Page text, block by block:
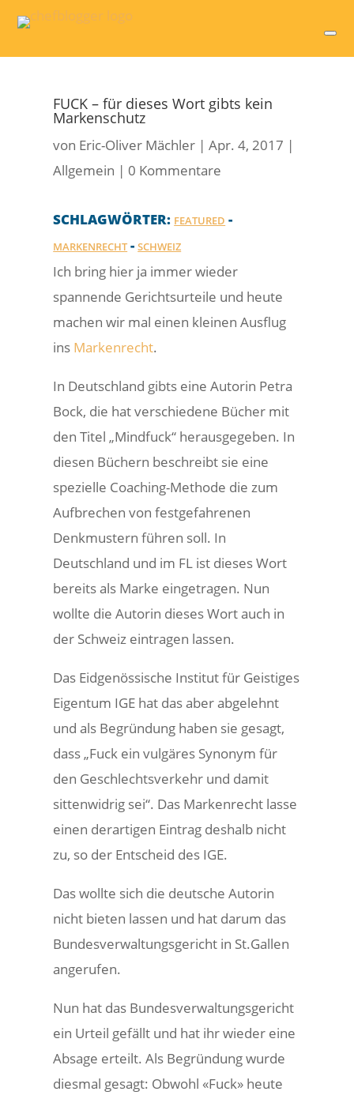
FUCK – für dieses Wort gibts kein
Markenschutz
von Eric-Oliver Mächler |Apr. 4, 2017 |
Allgemein | 0 Kommentare
SCHLAGWÖRTER: FEATURED -
MARKENRECHT-SCHWEIZ
Ich bring hier ja immer wieder
spannende Gerichtsurteile und heute
machen wir mal einen kleinen Ausflug
ins Markenrecht.
In Deutschland gibts eine Autorin Petra
Bock, die hat verschiedene Bücher mit
den Titel „Mindfuck“ herausgegeben. In
diesen Büchern beschreibt sie eine
spezielle Coaching-Methode die zum
Aufbrechen von festgefahrenen
Denkmustern führen soll. In
Deutschland und im FL ist dieses Wort
bereits als Marke eingetragen. Nun
wollte die Autorin dieses Wort auch in
der Schweiz eintragen lassen.
Das Eidgenössische Institut für Geistiges
Eigentum IGE hat das aber abgelehnt
und als Begründung haben sie gesagt,
dass „Fuck ein vulgäres Synonym für
den Geschlechtsverkehr und damit
sittenwidrig sei“. Das Markenrecht lasse
einen derartigen Eintrag deshalb nicht
zu, so der Entscheid des IGE.
Das wollte sich die deutsche Autorin
nicht bieten lassen und hat darum das
Bundesverwaltungsgericht in St.Gallen
angerufen.
Nun hat das Bundesverwaltungsgericht
ein Urteil gefällt und hat ihr wieder eine
Absage erteilt. Als Begründung wurde
diesmal gesagt: Obwohl «Fuck» heute